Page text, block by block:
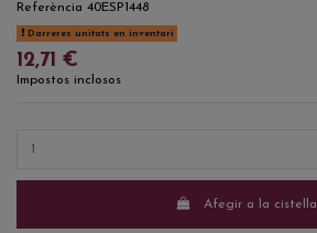
Referència 40ESP1448
Darreres unitats en inventari
12,71 €
Impostos inclosos
Afegir a la cistella